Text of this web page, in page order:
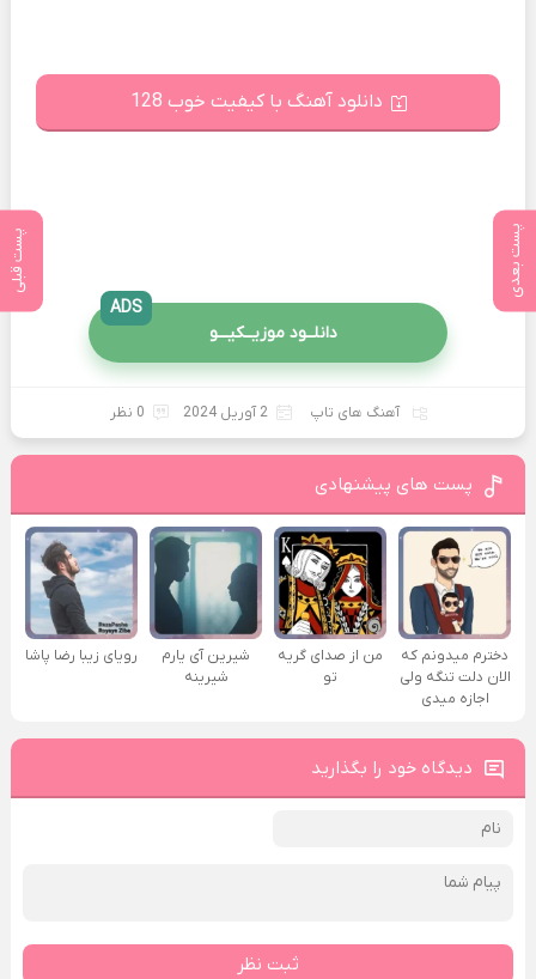
پست بعدی پست قبلی
دانلود آهنگ با کیفیت خوب 128
دانلــود موزیــکیـــو
ADS
آهنگ های تاپ 2 آوریل 2024 0 نظر
پست های پیشنهادی
دخترم میدونم که
الان دلت تنگه ولی
اجازه میدی
من از صدای گريه
تو
شیرین آی یارم
شیرینه
رویای زیبا رضا پاشا
دیدگاه خود را بگذارید
ثبت نظر